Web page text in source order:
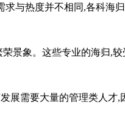
热度并不相同,各科海
象。这些专业的海归,较
需要大量的管理类人才,